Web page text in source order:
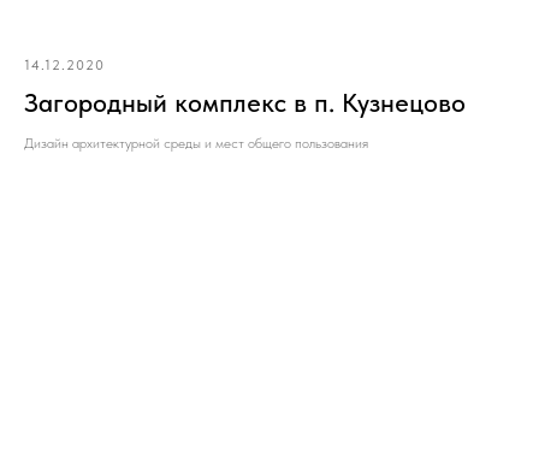
14.12.2020
Загородный комплекс в п. Кузнецово
Дизайн архитектурной среды и мест общего пользования